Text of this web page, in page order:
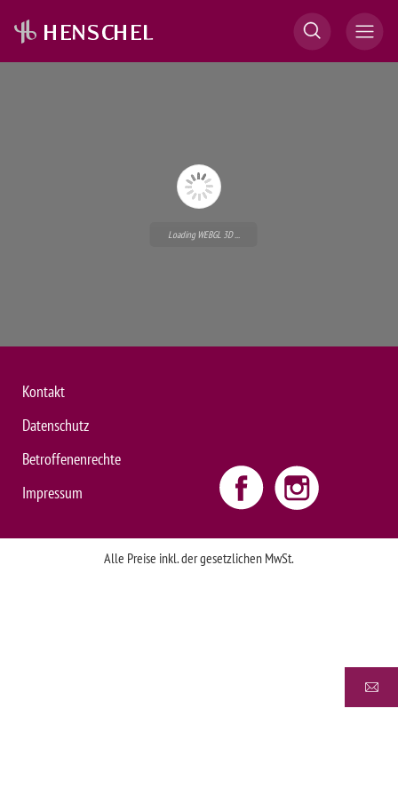
Loading WEBGL 3D ...
Kontakt
Datenschutz
Betroffenenrechte
Impressum
Alle Preise inkl. der gesetzlichen MwSt.